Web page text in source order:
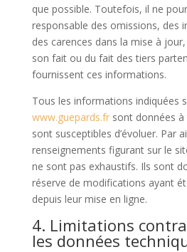
que possible. Toutefois, il ne
responsable des omissions, des
des carences dans la mise à jour,
son fait ou du fait des tiers
fournissent ces informations.
Tous les informations indiquées
www.guepards.frsont données à
sont susceptibles d’évoluer. Par
renseignements figurant sur le
ne sont pas exhaustifs. Ils sont
réserve de modifications ayant
depuis leur mise en ligne.
4. Limitations
les données